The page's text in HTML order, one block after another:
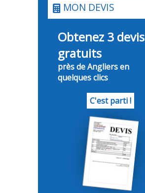
MON DEVIS
Obtenez 3 devis
gratuits
près de Angliers en
quelques clics
C'est parti !